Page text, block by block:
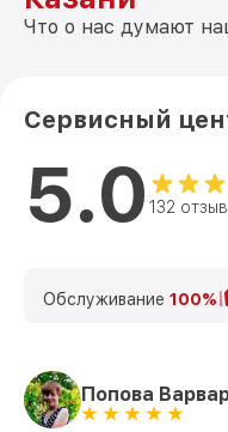
Что о нас думают
Сервисный
5.0 132
Обслуживание 100%
Попова